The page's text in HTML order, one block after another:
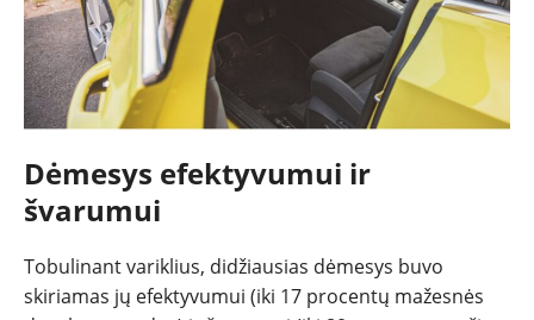
Dėmesys efektyvumui ir
švarumui
Tobulinant variklius, didžiausias dėmesys buvo
skiriamas jų efektyvumui (iki 17 procentų mažesnės